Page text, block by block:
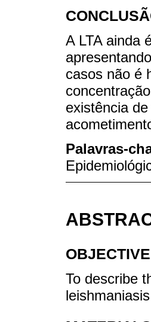
A LTA ainda
casos não é
existência
Palavras-
To describe